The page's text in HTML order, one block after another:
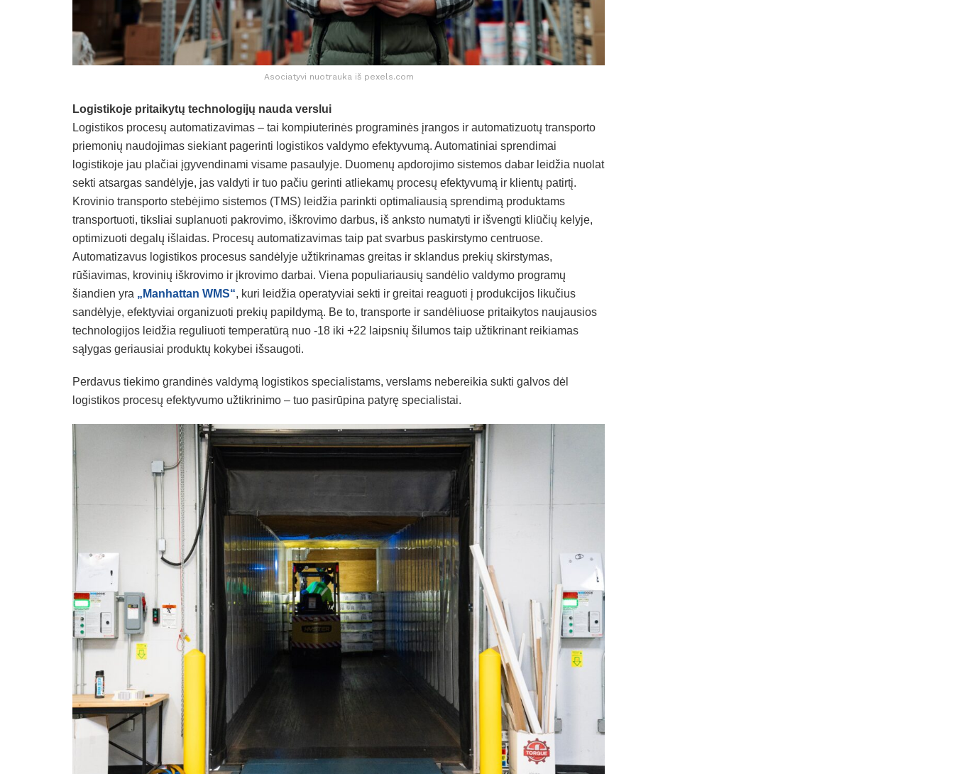
Asociatyvi nuotrauka iš pexels.com
Logistikoje pritaikytų technologijų nauda verslui
Logistikos procesų automatizavimas – tai kompiuterinės programinės įrangos ir automatizuotų transporto
priemonių naudojimas siekiant pagerinti logistikos valdymo efektyvumą. Automatiniai sprendimai
logistikoje jau plačiai įgyvendinami visame pasaulyje. Duomenų apdorojimo sistemos dabar leidžia nuolat
sekti atsargas sandėlyje, jas valdyti ir tuo pačiu gerinti atliekamų procesų efektyvumą ir klientų patirtį.
Krovinio transporto stebėjimo sistemos (TMS) leidžia parinkti optimaliausią sprendimą produktams
transportuoti, tiksliai suplanuoti pakrovimo, iškrovimo darbus, iš anksto numatyti ir išvengti kliūčių kelyje,
optimizuoti degalų išlaidas. Procesų automatizavimas taip pat svarbus paskirstymo centruose.
Automatizavus logistikos procesus sandėlyje užtikrinamas greitas ir sklandus prekių skirstymas,
rūšiavimas, krovinių iškrovimo ir įkrovimo darbai. Viena populiariausių sandėlio valdymo programų
šiandien yra „Manhattan WMS“, kuri leidžia operatyviai sekti ir greitai reaguoti į produkcijos likučius
sandėlyje, efektyviai organizuoti prekių papildymą. Be to, transporte ir sandėliuose pritaikytos naujausios
technologijos leidžia reguliuoti temperatūrą nuo -18 iki +22 laipsnių šilumos taip užtikrinant reikiamas
sąlygas geriausiai produktų kokybei išsaugoti.
Perdavus tiekimo grandinės valdymą logistikos specialistams, verslams nebereikia sukti galvos dėl
logistikos procesų efektyvumo užtikrinimo – tuo pasirūpina patyrę specialistai.